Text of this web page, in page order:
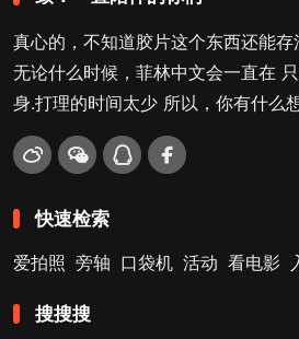
真心的，不知道胶片这个东西还能存
无论什么时候，菲林中文会一直在
身.打理的时间太少 所以，你有什么
快速检索
爱拍照 旁轴 口袋机 活动 看电影
搜搜搜